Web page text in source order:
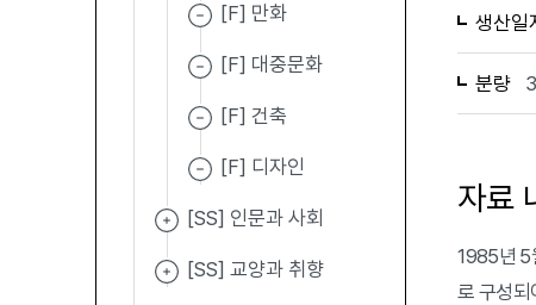
[F] 만화
[F] 대중문화
[F] 건축
[F] 디자인
[SS] 인문과 사회
[SS] 교양과 취향
생산일
분량
자료
1985년 5
로 구성되